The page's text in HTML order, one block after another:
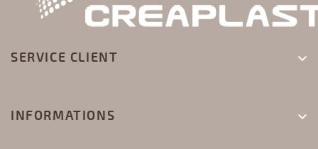
SERVICE CLIENT 
INFORMATIONS 